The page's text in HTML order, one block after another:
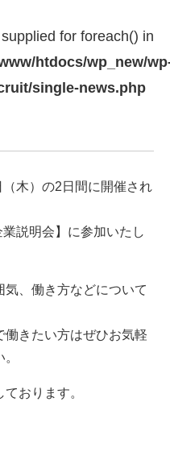
for foreach() in
htdocs/wp_new/
single-news.php
木）の2日間に開催され
業説明会】に参加いたし
、働き方などについて
きたい方はぜひお気軽
おります。